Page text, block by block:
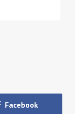
Facebook